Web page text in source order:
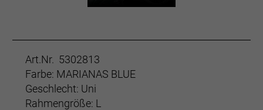
Art.Nr. 5302813
Farbe: MARIANAS BLUE
Geschlecht: Uni
Rahmengröße: L